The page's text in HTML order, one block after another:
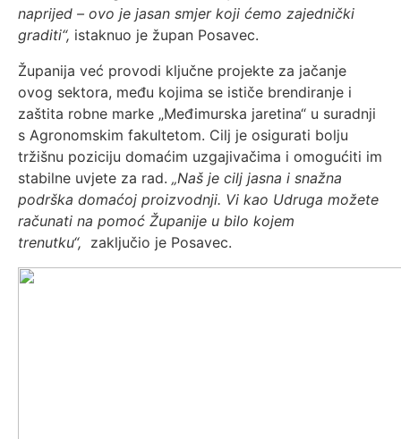
naprijed – ovo je jasan smjer koji ćemo zajednički
graditi“, istaknuo je župan Posavec.
Županija već provodi ključne projekte za jačanje
ovog sektora, među kojima se ističe brendiranje i
zaštita robne marke „Međimurska jaretina“ u suradnji
s Agronomskim fakultetom. Cilj je osigurati bolju
tržišnu poziciju domaćim uzgajivačima i omogućiti im
stabilne uvjete za rad. „Naš je cilj jasna i snažna
podrška domaćoj proizvodnji. Vi kao Udruga možete
računati na pomoć Županije u bilo kojem
trenutku“, zaključio je Posavec.